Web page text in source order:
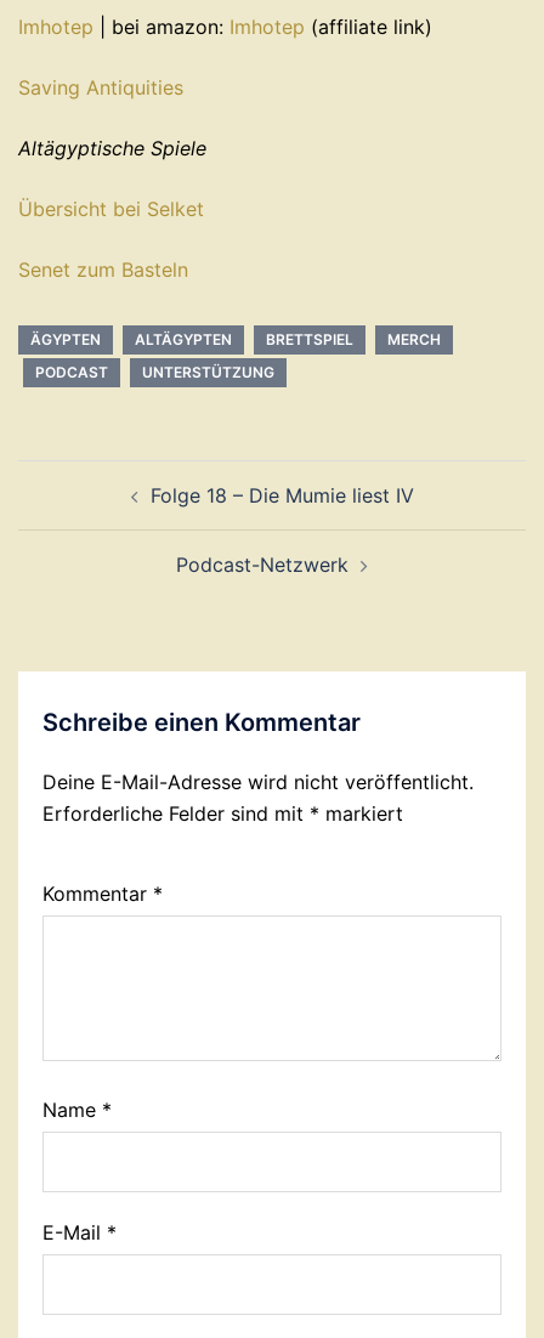
Imhotep | bei amazon: Imhotep (affiliate link)
Saving Antiquities
Altägyptische Spiele
Übersicht bei Selket
Senet zum Basteln
ÄGYPTEN ALTÄGYPTEN BRETTSPIEL
MERCH
PODCAST
UNTERSTÜTZUNG
Folge 18 – Die Mumie liest IV
Podcast-Netzwerk
Schreibe einen Kommentar
Deine E-Mail-Adresse wird nicht veröffentlicht.
Erforderliche Felder sind mit * markiert
Kommentar *
Name *
E-Mail *